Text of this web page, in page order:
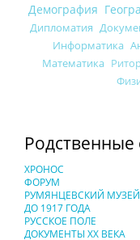
Демография
Дипломатия
Информатика
Математика
Родственные
ХРОНОС
ФОРУМ
РУМЯНЦЕВСКИЙ МУЗЕЙ
ДО 1917 ГОДА
РУССКОЕ ПОЛЕ
ДОКУМЕНТЫ XX ВЕКА